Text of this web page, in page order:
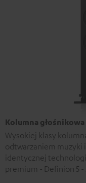
Kolumna głośnikowa
Wysokiej klasy
odtwarzaniem muzyki
identycznej
premium - Definion 5 -